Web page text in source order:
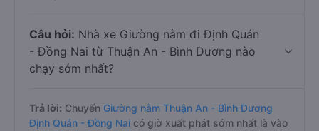
Câu hỏi: Nhà xe Giường nằm đi Định Quán
- Đồng Nai từ Thuận An - Bình Dương nào
chạy sớm nhất?
Trả lời: Chuyến Giường nằm Thuận An - Bình Dương
Định Quán - Đồng Nai có giờ xuất phát sớm nhất là vào